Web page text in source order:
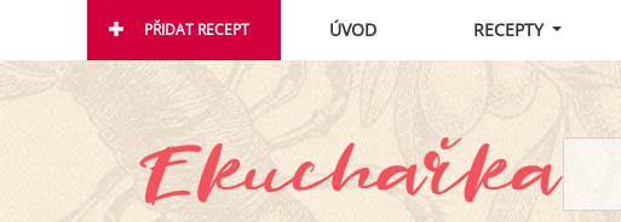
PŘIDAT RECEPT ÚVOD RECEPTY